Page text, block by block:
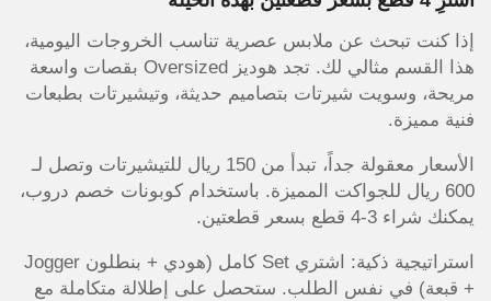
إذا كنت تبحث عن ملابس عصرية تناسب الخروجات اليومية،
هذا القسم مثالي لك. تجد هوديز Oversized بقصات واسعة
مريحة، وسويت شيرتات بتصاميم حديثة، وتيشيرتات بطبعات
فنية مميزة.
الأسعار معقولة جداً، تبدأ من 150 ريال للتيشيرتات وتصل لـ
600 ريال للجواكت المميزة. باستخدام كوبونات خصم دروب،
يمكنك شراء 3-4 قطع بسعر قطعتين.
استراتيجية ذكية: اشتري Set كامل (هودي + بنطلون Jogger
+ قبعة) في نفس الطلب. ستحصل على إطلالة متكاملة مع